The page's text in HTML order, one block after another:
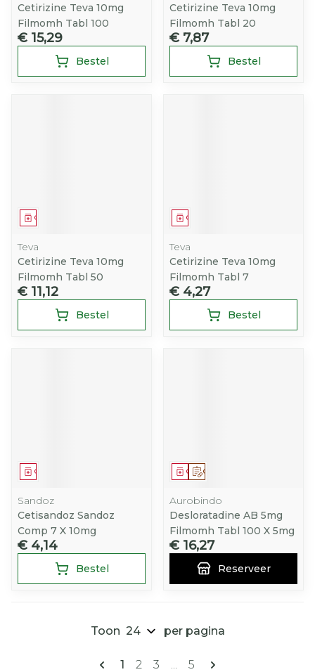
Cetirizine Teva 10mg
Filmomh Tabl 100
€ 15,29
Bestel
Cetirizine Teva 10mg
Filmomh Tabl 20
€ 7,87
Bestel
Geneesmiddel
Teva
Cetirizine Teva 10mg
Filmomh Tabl 50
€ 11,12
Bestel
Geneesmiddel
Teva
Cetirizine Teva 10mg
Filmomh Tabl 7
€ 4,27
Bestel
Geneesmiddel
Sandoz
Cetisandoz Sandoz
Comp 7 X 10mg
€ 4,14
Bestel
Op voorschrift
Geneesmiddel
Aurobindo
Desloratadine AB 5mg
Filmomh Tabl 100 X 5mg
€ 16,27
Reserveer
Pagina's
U lees momenteel pagina
1 Pagina
2 Pagina
3 ... Pagina
5
Toon per pagina